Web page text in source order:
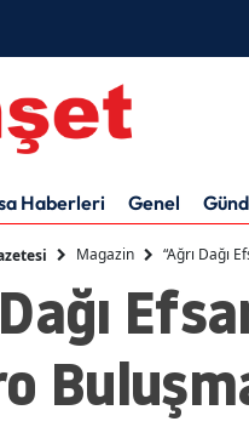
Haberleri Genel
Magazin “Ağrı Dağı